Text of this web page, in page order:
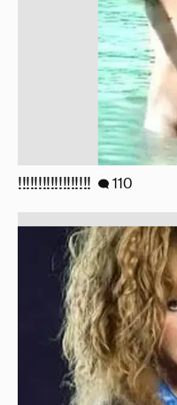
Знаменитости со
поведением"
180